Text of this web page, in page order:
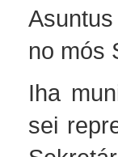
no mós
Iha
sei